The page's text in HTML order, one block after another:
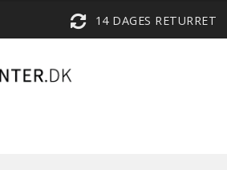
14 DAGES RETURRET